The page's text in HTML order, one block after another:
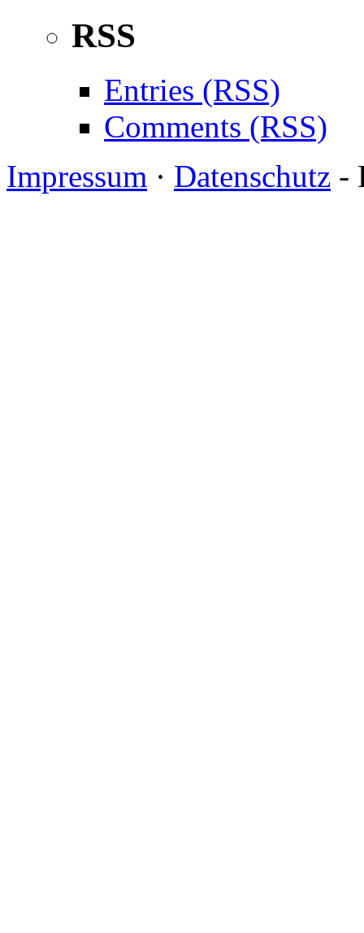
RSS
Entries (RSS)
Comments (RSS)
Impressum · Datenschutz -